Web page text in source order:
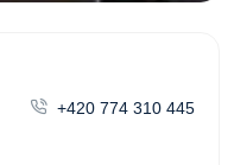
+420 774 310 445